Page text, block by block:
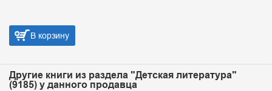
В корзину
Другие книги из раздела "Детская литература"
(9185) у данного продавца